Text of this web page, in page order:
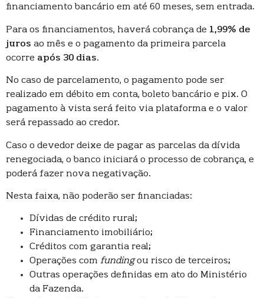
financiamento bancário em até 60 meses, sem entrada.
Para os financiamentos, haverá cobrança de 1,99% de
juros ao mês e o pagamento da primeira parcela
ocorre após 30 dias.
No caso de parcelamento, o pagamento pode ser
realizado em débito em conta, boleto bancário e pix. O
pagamento à vista será feito via plataforma e o valor
será repassado ao credor.
Caso o devedor deixe de pagar as parcelas da dívida
renegociada, o banco iniciará o processo de cobrança, e
poderá fazer nova negativação.
Nesta faixa, não poderão ser financiadas:
Dívidas de crédito rural;
Financiamento imobiliário;
Créditos com garantia real;
Operações com fundingou risco de terceiros;
Outras operações definidas em ato do Ministério
da Fazenda.